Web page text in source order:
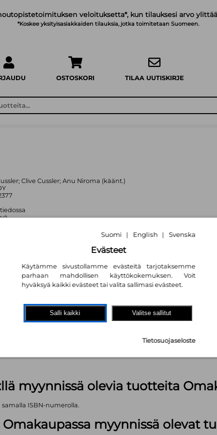
veloituksetta*, kun tilauksesi arvo
*Koskee yksityisasiakkaiden tilauksia, jotka toimitetaan Suomeen.
OSTOSKORI TILAA UUTISKIRJE
Clive Cussler; Anu Niroma (käänt.)
myynnissä olevia tuotteita
ISBN-numerolla.
myynnissä olevat
Suomi | English | Svenska
Evästeet
Käytämme sivustollamme evästeitä tarjotaksemme
parhaan mahdollisen käyttökokemuksen. Voit
hyväksyä kaikki evästeet tai valita sallimasi evästeet.
Salli kaikki Valitse sallitut
Tietosuojaseloste